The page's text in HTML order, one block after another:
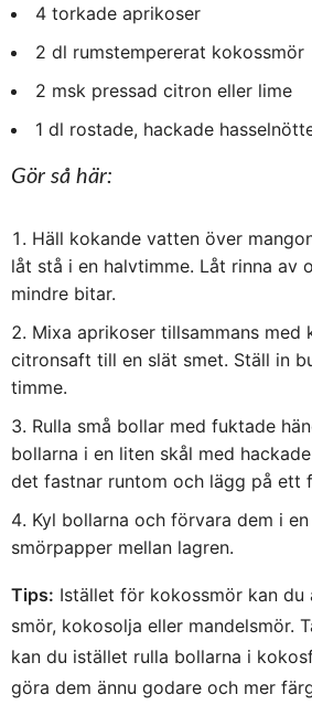
4 torkade aprikoser
2 dl rumstempererat kokossmör
2 msk pressad citron eller lime
1 dl rostade, hackade
Gör så här:
Häll kokande vatten över
låt stå i en halvtimme. Låt rinna av
mindre bitar.
Mixa aprikoser tillsammans med
citronsaft till en slät smet. Ställ in
timme.
Rulla små bollar med fuktade
bollarna i en liten skål med
det fastnar runtom och lägg på ett
Kyl bollarna och förvara dem i
smörpapper mellan lagren.
Tips: Istället för kokossmör kan du
smör, kokosolja eller mandelsmör.
kan du istället rulla bollarna i
göra dem ännu godare och mer